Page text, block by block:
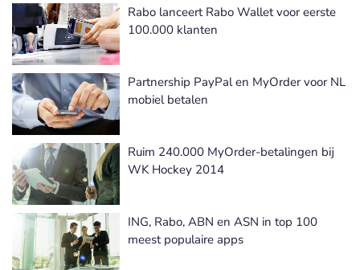
Rabo lanceert Rabo Wallet voor eerste
100.000 klanten
Partnership PayPal en MyOrder voor NL
mobiel betalen
Ruim 240.000 MyOrder-betalingen bij
WK Hockey 2014
ING, Rabo, ABN en ASN in top 100
meest populaire apps